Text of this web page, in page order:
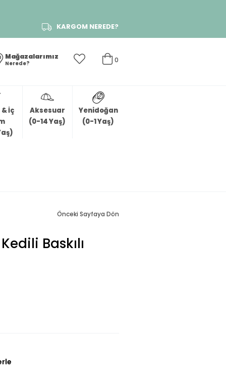
KARGOM NEREDE?
0
Mağazalarımız
Nerede?
İç
Aksesuar
(0-14 Yaş)
Yenidoğan
(0-1 Yaş)
Önceki Sayfaya Dön
Baskılı